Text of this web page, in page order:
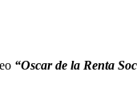
“Oscar de la Renta